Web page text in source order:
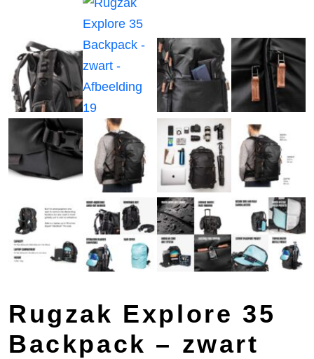
Rugzak Explore 35
Backpack – zwart